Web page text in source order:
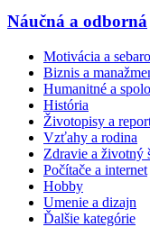
Náučná a odborná
Motivácia a
Biznis a
Humanitné a
História
Životopisy a
Vzťahy a rodina
Zdravie a životný
Počítače a internet
Hobby
Umenie a dizajn
Ďalšie kategórie